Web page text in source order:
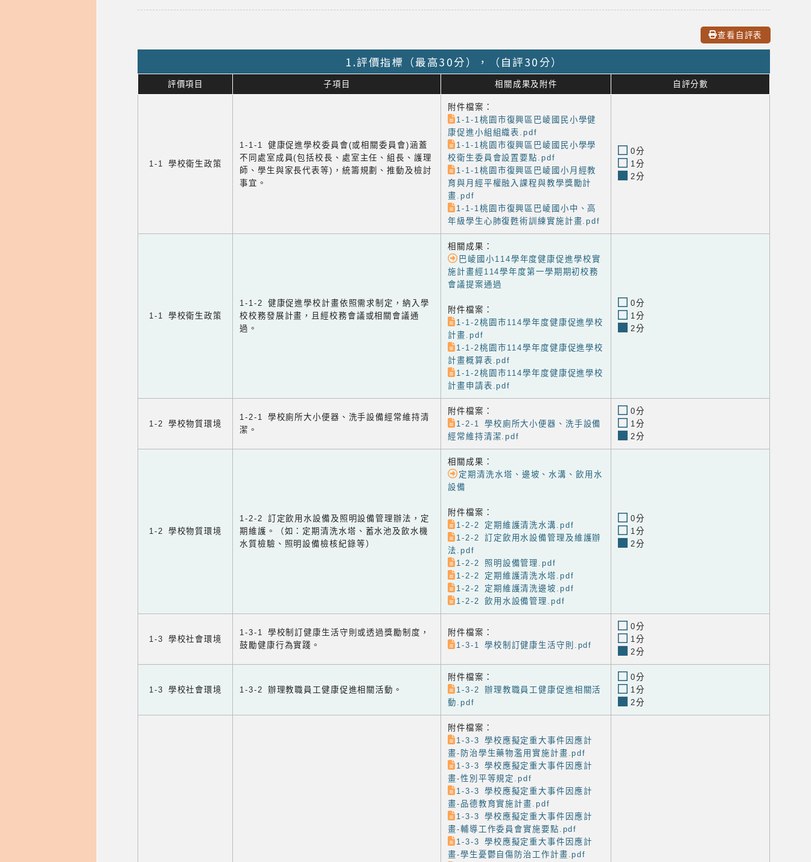
查看自評表
1.評價指標（最高30分），（自評30分）
評價項目 子項目 相關成果及附件 自評分數
1-1 學校衛生政策
1-1-1 健康促進學校委員會(或相關委員會)涵蓋
不同處室成員(包括校長、處室主任、組長、護理
師、學生與家長代表等)，統籌規劃、推動及檢討
事宜。
附件檔案：
1-1-1桃園市復興區巴崚國民小學健
康促進小組組織表.pdf
1-1-1桃園市復興區巴崚國民小學學
校衛生委員會設置要點.pdf
1-1-1桃園市復興區巴崚國小月經教
育與月經平權融入課程與教學獎勵計
畫.pdf
1-1-1桃園市復興區巴崚國小中、高
年級學生心肺復甦術訓練實施計畫.pdf
0分
1分
2分
1-1 學校衛生政策
1-1-2 健康促進學校計畫依照需求制定，納入學
校校務發展計畫，且經校務會議或相關會議通
過。
相關成果：
巴崚國小114學年度健康促進學校實
施計畫經114學年度第一學期期初校務
會議提案通過
附件檔案：
1-1-2桃園市114學年度健康促進學校
計畫.pdf
1-1-2桃園市114學年度健康促進學校
計畫概算表.pdf
1-1-2桃園市114學年度健康促進學校
計畫申請表.pdf
0分
1分
2分
1-2 學校物質環境
1-2-1 學校廁所大小便器、洗手設備經常維持清
潔。
附件檔案：
1-2-1 學校廁所大小便器、洗手設備
經常維持清潔.pdf
0分
1分
2分
1-2 學校物質環境
1-2-2 訂定飲用水設備及照明設備管理辦法，定
期維護。（如：定期清洗水塔、蓄水池及飲水機
水質檢驗、照明設備檢核紀錄等）
相關成果：
定期清洗水塔、邊坡、水溝、飲用水
設備
附件檔案：
1-2-2 定期維護清洗水溝.pdf
1-2-2 訂定飲用水設備管理及維護辦
法.pdf
1-2-2 照明設備管理.pdf
1-2-2 定期維護清洗水塔.pdf
1-2-2 定期維護清洗邊坡.pdf
1-2-2 飲用水設備管理.pdf
0分
1分
2分
1-3 學校社會環境
1-3-1 學校制訂健康生活守則或透過獎勵制度，
鼓勵健康行為實踐。
附件檔案：
1-3-1 學校制訂健康生活守則.pdf
0分
1分
2分
1-3 學校社會環境 1-3-2 辦理教職員工健康促進相關活動。
附件檔案：
1-3-2 辦理教職員工健康促進相關活
動.pdf
0分
1分
2分
附件檔案：
1-3-3 學校應擬定重大事件因應計
畫-防治學生藥物濫用實施計畫.pdf
1-3-3 學校應擬定重大事件因應計
畫-性別平等規定.pdf
1-3-3 學校應擬定重大事件因應計
畫-品德教育實施計畫.pdf
1-3-3 學校應擬定重大事件因應計
畫-輔導工作委員會實施要點.pdf
1-3-3 學校應擬定重大事件因應計
畫-學生憂鬱自傷防治工作計畫.pdf